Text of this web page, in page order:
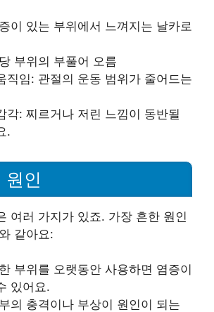
이 있는 부위에서 느껴지는 날카로
부위의 부풀어 오름
직임: 관절의 운동 범위가 줄어드는
각: 찌르거나 저린 느낌이 동반될
.
원인
여러 가지가 있죠. 가장 흔한 원인
같아요:
부위를 오랫동안 사용하면 염증이
있어요.
의 충격이나 부상이 원인이 되는